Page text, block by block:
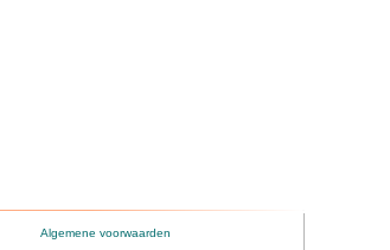
Algemene voorwaarden